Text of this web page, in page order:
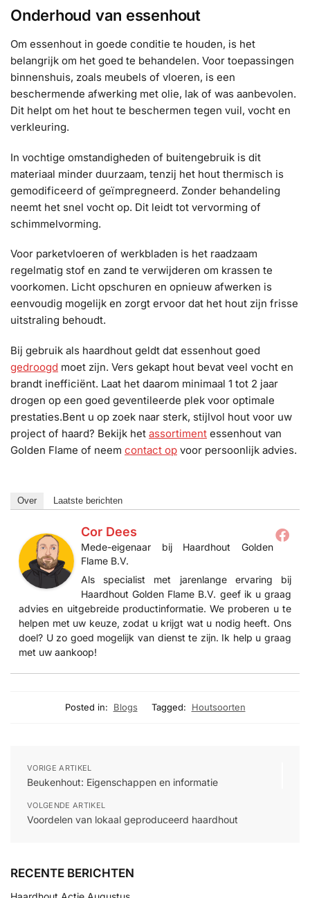
Onderhoud van essenhout
Om essenhout in goede conditie te houden, is het
belangrijk om het goed te behandelen. Voor toepassingen
binnenshuis, zoals meubels of vloeren, is een
beschermende afwerking met olie, lak of was aanbevolen.
Dit helpt om het hout te beschermen tegen vuil, vocht en
verkleuring.
In vochtige omstandigheden of buitengebruik is dit
materiaal minder duurzaam, tenzij het hout thermisch is
gemodificeerd of geïmpregneerd. Zonder behandeling
neemt het snel vocht op. Dit leidt tot vervorming of
schimmelvorming.
Voor parketvloeren of werkbladen is het raadzaam
regelmatig stof en zand te verwijderen om krassen te
voorkomen. Licht opschuren en opnieuw afwerken is
eenvoudig mogelijk en zorgt ervoor dat het hout zijn frisse
uitstraling behoudt.
Bij gebruik als haardhout geldt dat essenhout goed
gedroogd moet zijn. Vers gekapt hout bevat veel vocht en
brandt inefficiënt. Laat het daarom minimaal 1 tot 2 jaar
drogen op een goed geventileerde plek voor optimale
prestaties.Bent u op zoek naar sterk, stijlvol hout voor uw
project of haard? Bekijk het assortiment essenhout van
Golden Flame of neem contact op voor persoonlijk advies.
Over Laatste berichten
Cor Dees
Mede-eigenaar bij Haardhout Golden
Flame B.V.
Als specialist met jarenlange ervaring bij
Haardhout Golden Flame B.V. geef ik u graag
advies en uitgebreide productinformatie. We proberen u te
helpen met uw keuze, zodat u krijgt wat u nodig heeft. Ons
doel? U zo goed mogelijk van dienst te zijn. Ik help u graag
met uw aankoop!
Posted in: Blogs Tagged: Houtsoorten
VORIGE ARTIKEL
Beukenhout: Eigenschappen en informatie
VOLGENDE ARTIKEL
Voordelen van lokaal geproduceerd haardhout
RECENTE BERICHTEN